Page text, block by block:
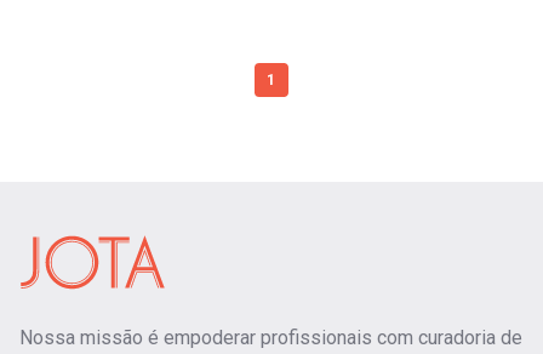
1
Nossa missão é empoderar profissionais com curadoria de